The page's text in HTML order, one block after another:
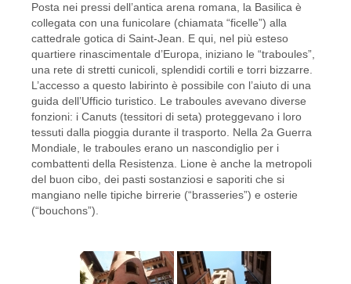
Posta nei pressi dell’antica arena romana, la Basilica è
collegata con una funicolare (chiamata “ficelle”) alla
cattedrale gotica di Saint-Jean. E qui, nel più esteso
quartiere rinascimentale d’Europa, iniziano le “traboules”,
una rete di stretti cunicoli, splendidi cortili e torri bizzarre.
L’accesso a questo labirinto è possibile con l’aiuto di una
guida dell’Ufficio turistico. Le traboules avevano diverse
fonzioni: i Canuts (tessitori di seta) proteggevano i loro
tessuti dalla pioggia durante il trasporto. Nella 2a Guerra
Mondiale, le traboules erano un nascondiglio per i
combattenti della Resistenza. Lione è anche la metropoli
del buon cibo, dei pasti sostanziosi e saporiti che si
mangiano nelle tipiche birrerie (“brasseries”) e osterie
(“bouchons”).